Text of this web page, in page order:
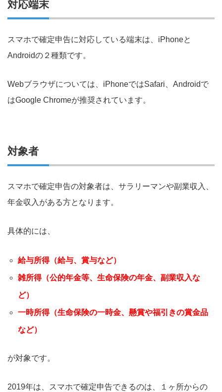
対応端末
スマホで確定申告に対応している端末は、iPhoneと
Androidの２種類です。
Webブラウザについては、iPhoneではSafari、Androidで
はGoogle Chromeが推奨されています。
対象者
スマホで確定申告の対象者は、サラリーマンや副業収入、
年金収入がある方となります。
具体的には、
給与所得（給与、賞与など）
雑所得（公的年金等、生命保険の年金、副業収入な
ど）
一時所得（生命保険の一時金、懸賞や福引きの賞金品
など）
が対象です。
2019年は、スマホで確定申告できるのは、１ヶ所からの